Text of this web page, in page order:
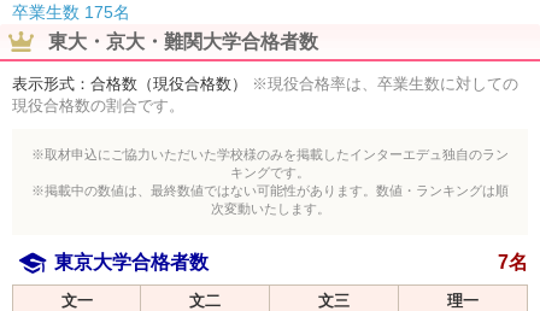
卒業生数 175名
東大・京大・難関大学合格者数
表示形式：合格数（現役合格数）
※現役合格率は、卒業生数に対しての
現役合格数の割合です。
※取材申込にご協力いただいた学校様のみを掲載したインターエデュ独自のラン
キングです。
※掲載中の数値は、最終数値ではない可能性があります。数値・ランキングは順
次変動いたします。
東京大学合格者数 7名
文一 文二 文三
理一